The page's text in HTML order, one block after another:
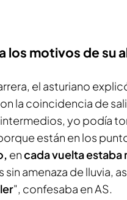
los motivos de su
el asturiano
la coincidencia de
yo podía
están en los
encada vuelta estaba
amenaza de lluvia,
", confesaba en AS.